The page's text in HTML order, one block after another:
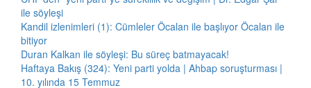
ile söyleşi
Kandil izlenimleri (1): Cümleler Öcalan ile başlıyor Öcalan ile
bitiyor
Duran Kalkan ile söyleşi: Bu süreç batmayacak!
Haftaya Bakış (324): Yeni parti yolda | Ahbap soruşturması |
10. yılında 15 Temmuz